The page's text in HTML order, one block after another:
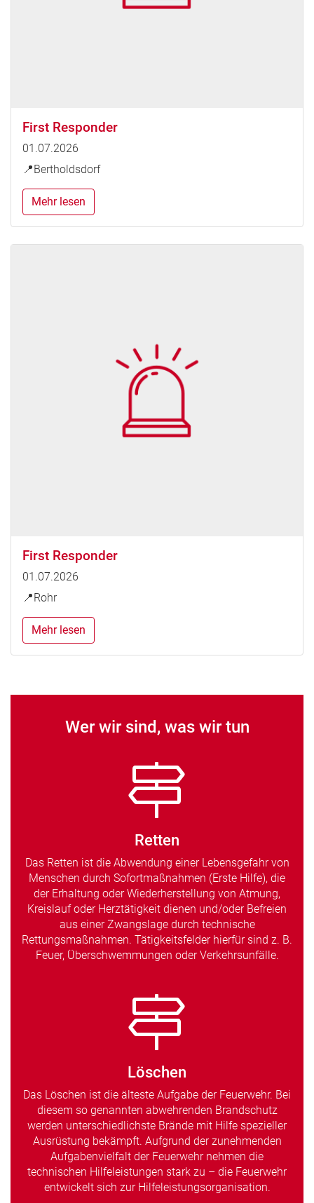
First Responder
01.07.2026
📍Bertholdsdorf
Mehr lesen
First Responder
01.07.2026
📍Rohr
Mehr lesen
Wer wir sind, was wir tun
Retten
Das Retten ist die Abwendung einer Lebensgefahr von
Menschen durch Sofortmaßnahmen (Erste Hilfe), die
der Erhaltung oder Wiederherstellung von Atmung,
Kreislauf oder Herztätigkeit dienen und/oder Befreien
aus einer Zwangslage durch technische
Rettungsmaßnahmen. Tätigkeitsfelder hierfür sind z. B.
Feuer, Überschwemmungen oder Verkehrsunfälle.
Löschen
Das Löschen ist die älteste Aufgabe der Feuerwehr. Bei
diesem so genannten abwehrenden Brandschutz
werden unterschiedlichste Brände mit Hilfe spezieller
Ausrüstung bekämpft. Aufgrund der zunehmenden
Aufgabenvielfalt der Feuerwehr nehmen die
technischen Hilfeleistungen stark zu – die Feuerwehr
entwickelt sich zur Hilfeleistungsorganisation.